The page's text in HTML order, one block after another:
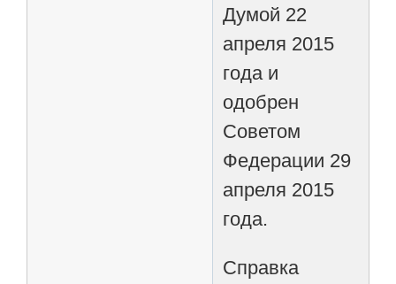
Думой 22
апреля 2015
года и
одобрен
Советом
Федерации 29
апреля 2015
года.
Справка